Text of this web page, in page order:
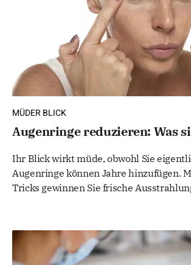
MÜDER BLICK
Augenringe reduzieren: Was
Ihr Blick wirkt müde, obwohl Sie
Augenringe können Jahre hinzufügen.
Tricks gewinnen Sie frische